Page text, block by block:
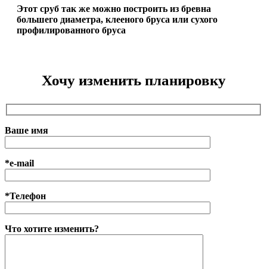
Этот сруб так же можно построить из бревна
большего диаметра, клееного бруса или сухого
профилированного бруса
Хочу изменить планировку
Ваше имя
*e-mail
*Телефон
Что хотите изменить?